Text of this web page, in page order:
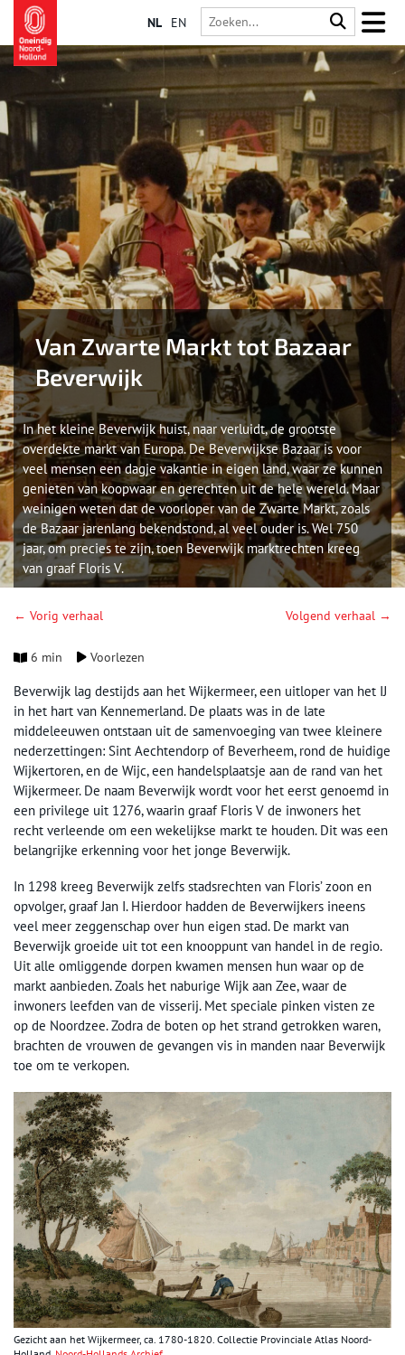
NL EN
Van Zwarte Markt tot Bazaar
Beverwijk
In het kleine Beverwijk huist, naar verluidt, de grootste
overdekte markt van Europa. De Beverwijkse Bazaar is voor
veel mensen een dagje vakantie in eigen land, waar ze kunnen
genieten van koopwaar en gerechten uit de hele wereld. Maar
weinigen weten dat de voorloper van de Zwarte Markt, zoals
de Bazaar jarenlang bekendstond, al veel ouder is. Wel 750
jaar, om precies te zijn, toen Beverwijk marktrechten kreeg
van graaf Floris V.
← Vorig verhaal Volgend verhaal →
6 min Voorlezen
Beverwijk lag destijds aan het Wijkermeer, een uitloper van het IJ
in het hart van Kennemerland. De plaats was in de late
middeleeuwen ontstaan uit de samenvoeging van twee kleinere
nederzettingen: Sint Aechtendorp of Beverheem, rond de huidige
Wijkertoren, en de Wijc, een handelsplaatsje aan de rand van het
Wijkermeer. De naam Beverwijk wordt voor het eerst genoemd in
een privilege uit 1276, waarin graaf Floris V de inwoners het
recht verleende om een wekelijkse markt te houden. Dit was een
belangrijke erkenning voor het jonge Beverwijk.
In 1298 kreeg Beverwijk zelfs stadsrechten van Floris’ zoon en
opvolger, graaf Jan I. Hierdoor hadden de Beverwijkers ineens
veel meer zeggenschap over hun eigen stad. De markt van
Beverwijk groeide uit tot een knooppunt van handel in de regio.
Uit alle omliggende dorpen kwamen mensen hun waar op de
markt aanbieden. Zoals het naburige Wijk aan Zee, waar de
inwoners leefden van de visserij. Met speciale pinken visten ze
op de Noordzee. Zodra de boten op het strand getrokken waren,
brachten de vrouwen de gevangen vis in manden naar Beverwijk
toe om te verkopen.
Gezicht aan het Wijkermeer, ca. 1780-1820. Collectie Provinciale Atlas Noord-